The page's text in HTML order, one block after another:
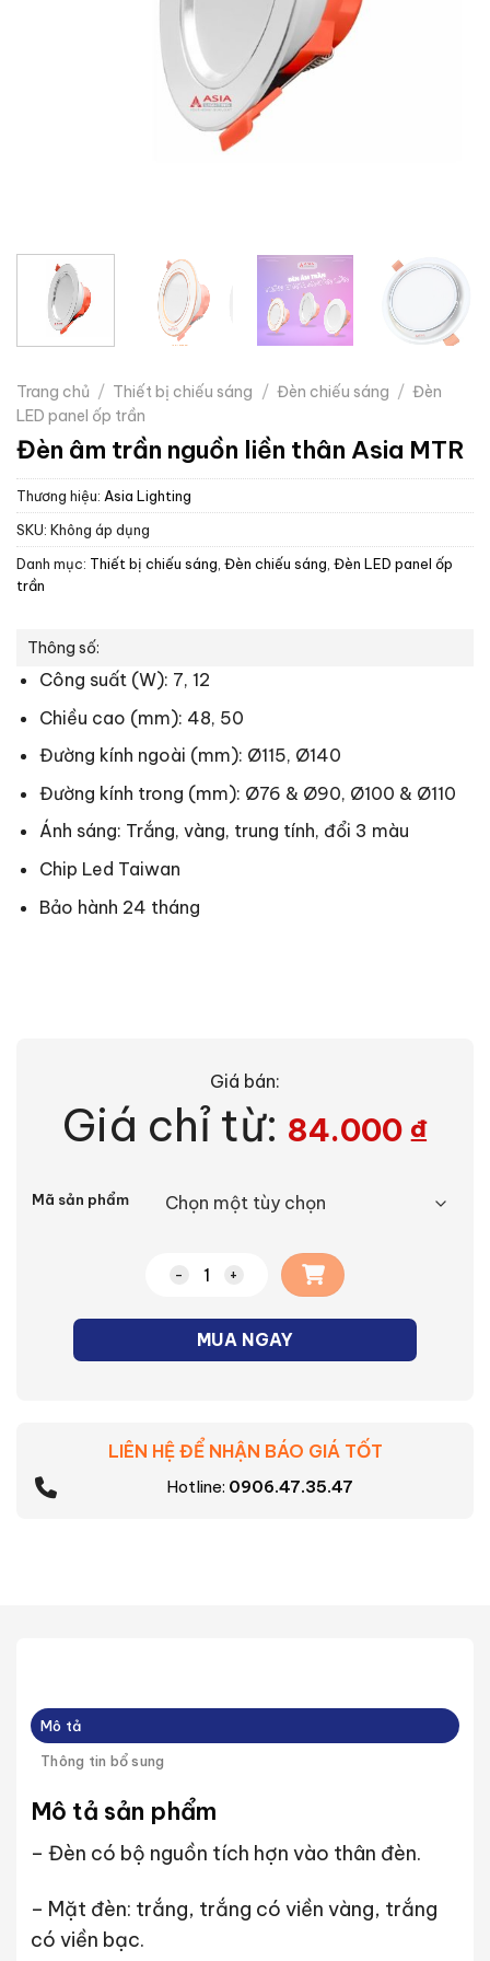
Trang chủ / Thiết bị chiếu sáng / Đèn chiếu sáng / Đèn
LED panel ốp trần
Đèn âm trần nguồn liền thân Asia MTR
Thương hiệu: Asia Lighting
SKU: Không áp dụng
Danh mục: Thiết bị chiếu sáng, Đèn chiếu sáng, Đèn LED panel ốp
trần
Thông số:
Công suất (W): 7, 12
Chiều cao (mm): 48, 50
Đường kính ngoài (mm): Ø115, Ø140
Đường kính trong (mm): Ø76 & Ø90, Ø100 & Ø110
Ánh sáng: Trắng, vàng, trung tính, đổi 3 màu
Chip Led Taiwan
Bảo hành 24 tháng
Giá bán:
Giá chỉ từ: 84.000 ₫
Mã sản phẩm
Đèn âm trần nguồn liền thân Asia MTR
MUA NGAY
LIÊN HỆ ĐỂ NHẬN BÁO GIÁ TỐT
Hotline: 0906.47.35.47
Mô tả
Thông tin bổ sung
Mô tả sản phẩm
– Đèn có bộ nguồn tích hợn vào thân đèn.
– Mặt đèn: trắng, trắng có viền vàng, trắng
có viền bạc.